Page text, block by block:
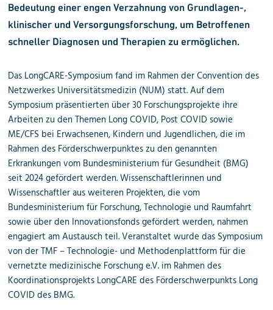
Bedeutung einer engen Verzahnung von Grundlagen-,
klinischer und Versorgungsforschung, um Betroffenen
schneller Diagnosen und Therapien zu ermöglichen.
Das LongCARE-Symposium fand im Rahmen der Convention des
Netzwerkes Universitätsmedizin (NUM) statt. Auf dem
Symposium präsentierten über 30 Forschungsprojekte ihre
Arbeiten zu den Themen Long COVID, Post COVID sowie
ME/CFS bei Erwachsenen, Kindern und Jugendlichen, die im
Rahmen des Förderschwerpunktes zu den genannten
Erkrankungen vom Bundesministerium für Gesundheit (BMG)
seit 2024 gefördert werden. Wissenschaftlerinnen und
Wissenschaftler aus weiteren Projekten, die vom
Bundesministerium für Forschung, Technologie und Raumfahrt
sowie über den Innovationsfonds gefördert werden, nahmen
engagiert am Austausch teil. Veranstaltet wurde das Symposium
von der TMF – Technologie- und Methodenplattform für die
vernetzte medizinische Forschung e.V. im Rahmen des
Koordinationsprojekts LongCARE des Förderschwerpunkts Long
COVID des BMG.